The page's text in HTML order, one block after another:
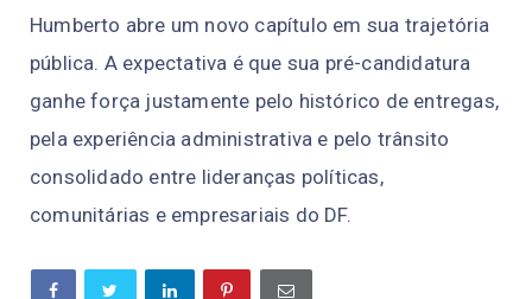
Humberto abre um novo capítulo em sua trajetória
pública. A expectativa é que sua pré-candidatura
ganhe força justamente pelo histórico de entregas,
pela experiência administrativa e pelo trânsito
consolidado entre lideranças políticas,
comunitárias e empresariais do DF.